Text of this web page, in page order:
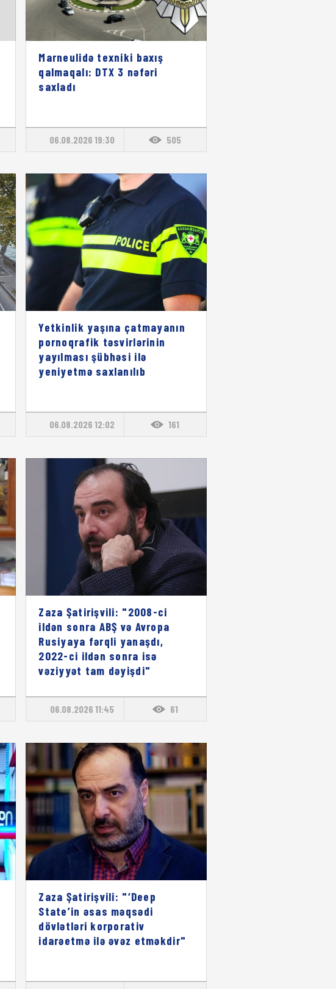
Marneulidə texniki baxış
qalmaqalı: DTX 3 nəfəri
saxladı
06.08.2026 19:30 505
Yetkinlik yaşına çatmayanın
pornoqrafik təsvirlərinin
yayılması şübhəsi ilə
yeniyetmə saxlanılıb
06.08.2026 12:02 161
Zaza Şatirişvili: "2008-ci
ildən sonra ABŞ və Avropa
Rusiyaya fərqli yanaşdı,
2022-ci ildən sonra isə
vəziyyət tam dəyişdi"
06.08.2026 11:45 61
Zaza Şatirişvili: "‘Deep
State’in əsas məqsədi
dövlətləri korporativ
idarəetmə ilə əvəz etməkdir"